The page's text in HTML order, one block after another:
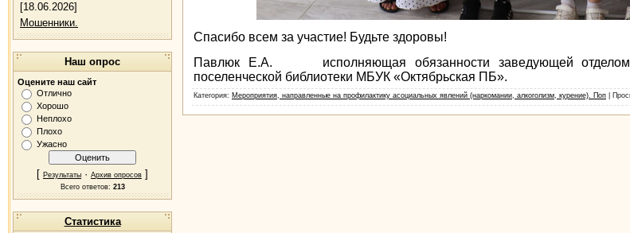
[18.06.2026]
Мошенники.
Наш опрос
Оцените наш сайт
Отлично
Хорошо
Неплохо
Плохо
Ужасно
[ Результаты · Архив опросов ]
Всего ответов: 213
Статистика
Спасибо всем за участие! Будьте здоровы!
Павлюк Е.А. исполняющая обязанности заведующей отделом
поселенческой библиотеки МБУК «Октябрьская ПБ».
Категория: Мероприятия, направленные на профилактику асоциальных явлений (наркомании, алкоголизм, курение). Поп